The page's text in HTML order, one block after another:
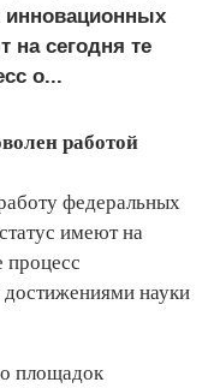
инновационных
на сегодня те
о...
работой
федеральных
имеют на
процесс
достижениями науки
площадок